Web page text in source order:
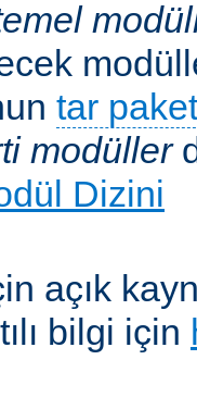
tar
modüller
Dizini
açık
bilgi için